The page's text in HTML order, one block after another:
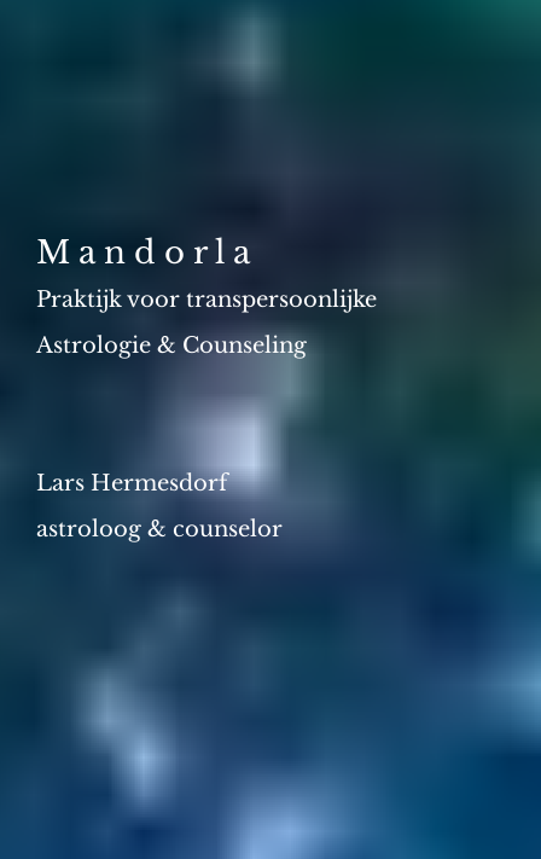
M a n d o r l a
Praktijk voor transpersoonlijke
Astrologie & Counseling
Lars Hermesdorf
astroloog & counselor